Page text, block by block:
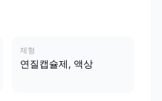
제형
연질캡슐제, 액상